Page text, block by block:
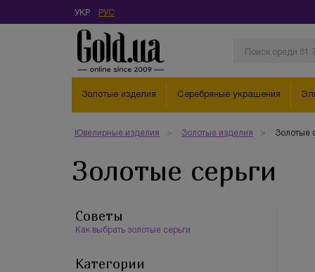
УКР РУС
Золотые изделия Серебряные украшения
Ювелирные изделия Золотые изделия Золотые
Золотые серьги
Советы
Как выбрать золотые серьги
Категории